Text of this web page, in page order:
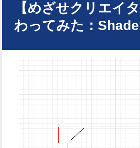
【めざせクリエイ
わってみた：